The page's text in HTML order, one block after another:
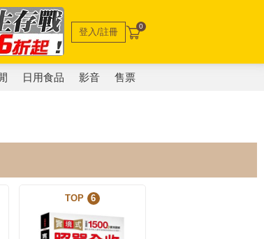
登入/註冊 0
日用食品 影音 售票
TOP 6